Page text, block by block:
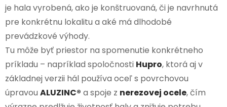
je hala vyrobená, ako je konštruovaná, či je navrhnutá
pre konkrétnu lokalitu a aké má dlhodobé
prevádzkové výhody.
Tu môže byť priestor na spomenutie konkrétneho
príkladu – napríklad spoločnosti Hupro, ktorá aj v
základnej verzii hál používa oceľ s povrchovou
úpravou ALUZINC® a spoje z nerezovej ocele, čím